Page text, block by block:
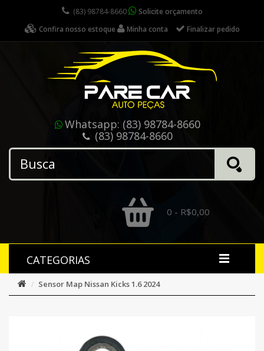
(83) 98784-8660
Solicite orçamento
Confira nosso estoque
Minha conta Finalizar pedido
Whatsapp: (83) 98784-8660
(83) 98784-8660
0 - R$0,00
CATEGORIAS
Sensor Map Nissan Kicks 1.6 2024